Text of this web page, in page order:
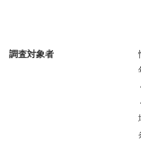
調査対象者